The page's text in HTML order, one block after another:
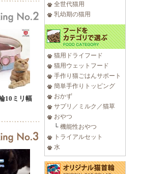
10ミリ幅
全世代猫用
乳幼期の猫用
猫用ドライフード
猫用ウェットフード
手作り猫ごはんサポート
簡単手作りトッピング
おかず
サプリ／ミルク／猫草
おやつ
└ 機能性おやつ
トライアルセット
水